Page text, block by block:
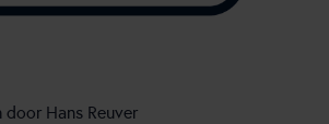
Hans Reuver